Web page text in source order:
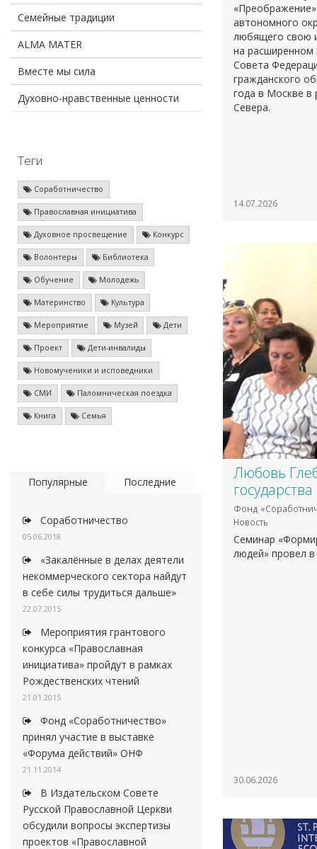
Семейные традиции
ALMA MATER
Вместе мы сила
Духовно-нравственные ценности
Теги
Соработничество
Православная инициатива
Духовное просвещение Конкурс
Волонтеры Библиотека
Обучение Молодежь
Материнство Культура
Мероприятие Музей Дети
Проект Дети-инвалиды
Новомученики и исповедники
СМИ Паломническая поездка
Книга Семья
Популярные Последние
Соработничество
05.06.2018
«Закалённые в делах деятели
некоммерческого сектора найдут
в себе силы трудиться дальше»
22.07.2015
Мероприятия грантового
конкурса «Православная
инициатива» пройдут в рамках
Рождественских чтений
21.01.2015
Фонд «Соработничество»
принял участие в выставке
«Форума действий» ОНФ
21.11.2014
В Издательском Совете
Русской Православной Церкви
обсудили вопросы экспертизы
проектов «Православной
автономного
любящего свою
на расширенном
Совета
гражданского
года в Москве
Севера.
14.07.2026
​Любовь
Фонд
Новость
Семинар
людей» провел
30.06.2026